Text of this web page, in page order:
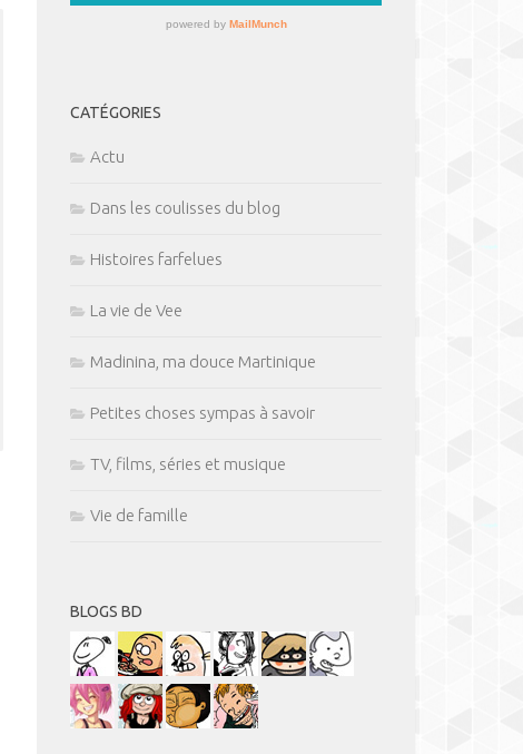
CATÉGORIES
Actu
Dans les coulisses du blog
Histoires farfelues
La vie de Vee
Madinina, ma douce Martinique
Petites choses sympas à savoir
TV, films, séries et musique
Vie de famille
BLOGS BD